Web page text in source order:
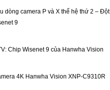
dòng camera P và X thế hệ thứ 2 – Đột
9
Chip Wisenet 9 của Hanwha Vision
4K Hanwha Vision XNP-C9310R